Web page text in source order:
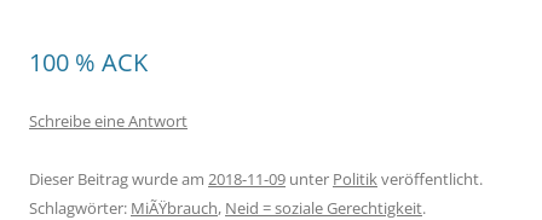
100 % ACK
Schreibe eine Antwort
Dieser Beitrag wurde am 2018-11-09 unter Politikveröffentlicht.
Schlagwörter: MiÃŸbrauch, Neid = soziale Gerechtigkeit.